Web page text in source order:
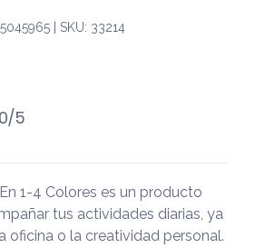
| SKU: 33214
0/5
1-4 Colores es un producto
tus actividades diarias, ya
oficina o la creatividad personal.